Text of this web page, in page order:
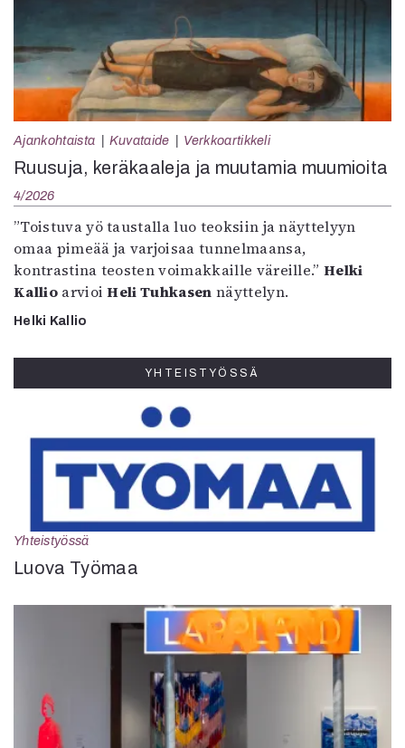
Ajankohtaista Kuvataide Verkkoartikkeli
Ruusuja, keräkaaleja ja muutamia muumioita
4/2026
”Toistuva yö taustalla luo teoksiin ja näyttelyyn
omaa pimeää ja varjoisaa tunnelmaansa,
kontrastina teosten voimakkaille väreille.”Helki
KallioarvioiHeli Tuhkasen näyttelyn.
Helki Kallio
YHTEISTYÖSSÄ
Yhteistyössä
Luova Työmaa